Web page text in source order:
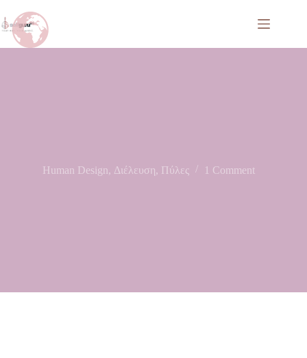
Human Design, Διέλευση, Πύλες 1 Comment